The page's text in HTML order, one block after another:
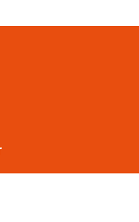
et le Smgeag se